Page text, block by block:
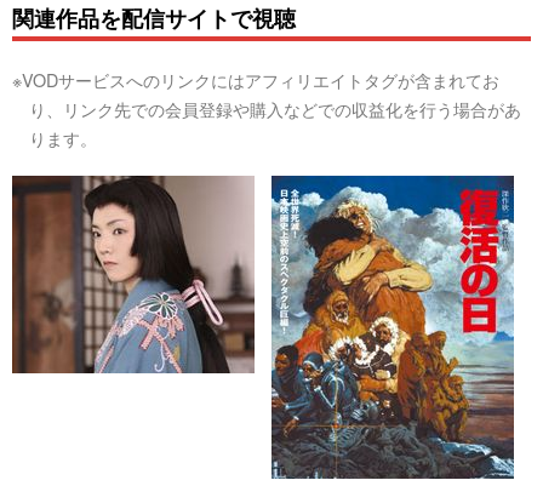
関連作品を配信サイトで視聴
※VODサービスへのリンクにはアフィリエイトタグが含まれてお
り、リンク先での会員登録や購入などでの収益化を行う場合があ
ります。